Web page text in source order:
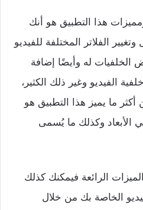
هذا التطبيق هو أنك
الفلاتر المختلفة للفيديو
له وأيضًا إضافة
الفيديو وغير ذلك الكثير،
ما يميز هذا التطبيق هو
الأبعاد وكذلك ما يُسمى
الرائعة فيمكنك كذلك
الخاصة بك من خلال